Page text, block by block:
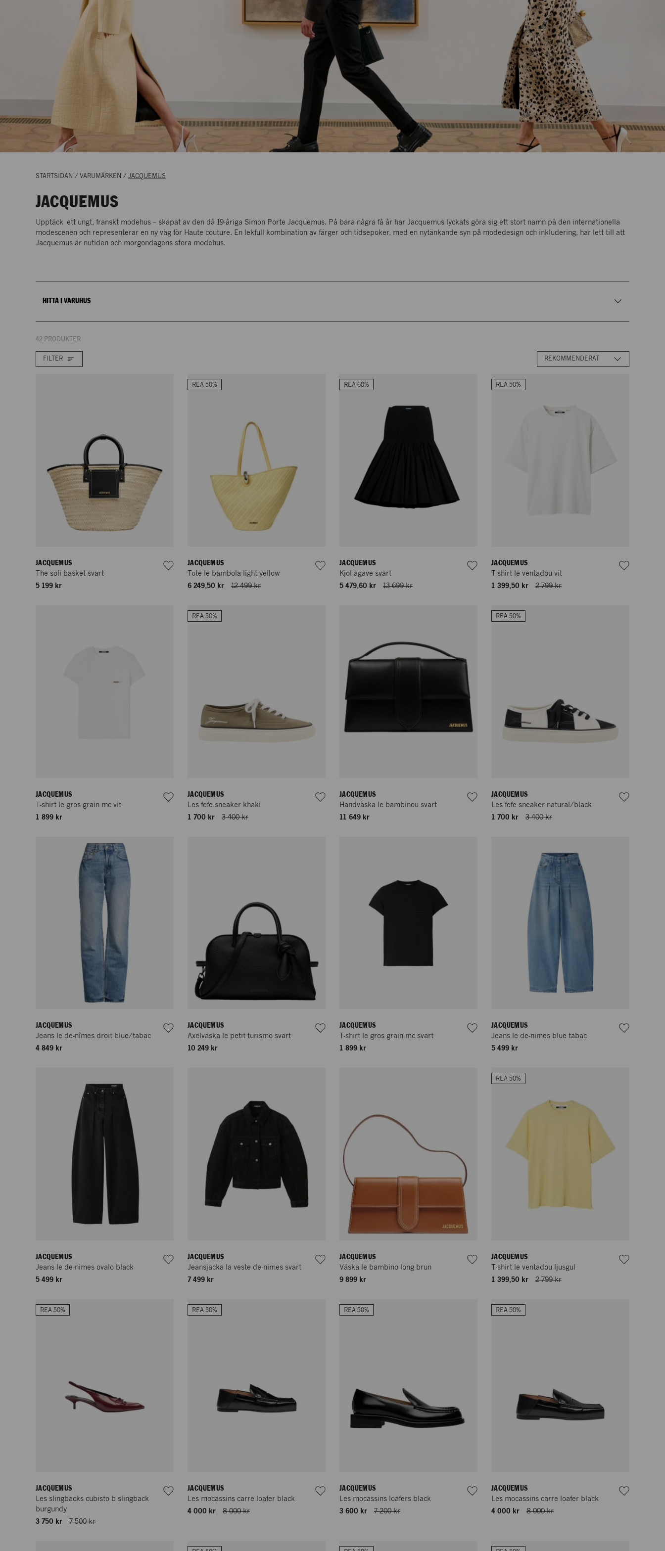
STARTSIDAN / VARUMÄRKEN / JACQUEMUS
JACQUEMUS
Upptäck ett ungt, franskt modehus – skapat av den då 19-åriga Simon Porte Jacquemus. På bara några få år har Jacquemus lyckats göra sig ett stort namn på den internationella
modescenen och representerar en ny väg för Haute couture. En lekfull kombination av färger och tidsepoker, med en nytänkande syn på modedesign och inkludering, har lett till att
Jacquemus är nutiden och morgondagens stora modehus.
HITTA I VARUHUS
STOCKHOLM(4)
NK MEN´S SHOES & ACCESSORIES
Skor
PLAN 2
Skor, Accessoarer
PLAN 1
Dammode
PLAN 1
Accessoarer
42 PRODUKTER
FILTER
Sortera
efter
REKOMMENDERAT
JACQUEMUS
The soli basket svart
5 199 kr
REA 50%
JACQUEMUS
Tote le bambola light yellow
6 249,50 kr
12 499 kr
REA 60%
JACQUEMUS
Kjol agave svart
5 479,60 kr
13 699 kr
REA 50%
JACQUEMUS
T-shirt le ventadou vit
1 399,50 kr
2 799 kr
JACQUEMUS
T-shirt le gros grain mc vit
1 899 kr
REA 50%
JACQUEMUS
Les fefe sneaker khaki
1 700 kr
3 400 kr
JACQUEMUS
Handväska le bambinou svart
11 649 kr
REA 50%
JACQUEMUS
Les fefe sneaker natural/black
1 700 kr
3 400 kr
JACQUEMUS
Jeans le de-nîmes droit blue/tabac
4 849 kr
JACQUEMUS
Axelväska le petit turismo svart
10 249 kr
JACQUEMUS
T-shirt le gros grain mc svart
1 899 kr
JACQUEMUS
Jeans le de-nimes blue tabac
5 499 kr
JACQUEMUS
Jeans le de-nimes ovalo black
5 499 kr
JACQUEMUS
Jeansjacka la veste de-nimes svart
7 499 kr
JACQUEMUS
Väska le bambino long brun
9 899 kr
REA 50%
JACQUEMUS
T-shirt le ventadou ljusgul
1 399,50 kr
2 799 kr
REA 50%
JACQUEMUS
Les slingbacks cubisto b slingback
burgundy
3 750 kr
7 500 kr
REA 50%
JACQUEMUS
Les mocassins carre loafer black
4 000 kr
8 000 kr
REA 50%
JACQUEMUS
Les mocassins loafers black
3 600 kr
7 200 kr
REA 50%
JACQUEMUS
Les mocassins carre loafer black
4 000 kr
8 000 kr